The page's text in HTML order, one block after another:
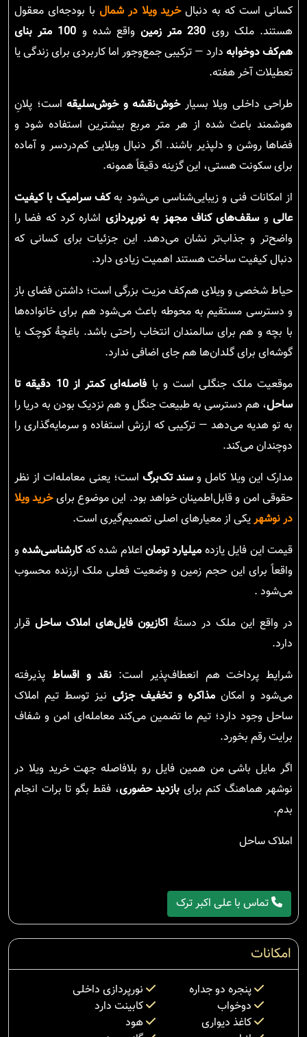
کسانی است که به دنبالخرید ویلا در شمال با بودجه‌ای معقول
هستند. ملک روی 230 متر زمین واقع شده و
100 متر بنای
هم‌کف دوخوابه دارد — ترکیبی جمع‌وجور اما کاربردی برای زندگی یا
تعطیلات آخر هفته.
طراحی داخلی ویلا بسیارخوش‌نقشه و خوش‌سلیقه است؛ پلانِ
هوشمند باعث شده از هر متر مربع بیشترین استفاده شود و
فضاها روشن و دلپذیر باشند. اگر دنبال ویلایی کم‌دردسر و آماده
برای سکونت هستی، این گزینه دقیقاً همونه.
از امکانات فنی و زیبایی‌شناسی می‌شود بهکف سرامیک با کیفیت
عالیوسقف‌های کناف مجهز به نورپردازی اشاره کرد که فضا را
واضح‌تر و جذاب‌تر نشان می‌دهد. این جزئیات برای کسانی که
دنبال کیفیت ساخت هستند اهمیت زیادی دارد.
حیاط شخصی و ویلای هم‌کف مزیت بزرگی است؛ داشتن فضای باز
و دسترسی مستقیم به محوطه باعث می‌شود هم برای خانواده‌ها
با بچه و هم برای سالمندان انتخاب راحتی باشد. باغچهٔ کوچک یا
گوشه‌ای برای گلدان‌ها هم جای اضافی ندارد.
موقعیت ملک جنگلی است و با
فاصله‌ای کمتر از 10 دقیقه تا
ساحل، هم دسترسی به طبیعت جنگل و هم نزدیک بودن به دریا را
به تو هدیه می‌دهد — ترکیبی که ارزش استفاده و سرمایه‌گذاری را
دوچندان می‌کند.
مدارک این ویلا کامل وسند تک‌برگ است؛ یعنی معامله‌ات از نظر
حقوقی امن و قابل‌اطمینان خواهد بود. این موضوع برایخرید ویلا
در نوشهریکی از معیارهای اصلی تصمیم‌گیری است.
قیمت این فایل یازده میلیارد توماناعلام شده کهکارشناسی‌شدهو
واقعاً برای این حجم زمین و وضعیت فعلی ملک ارزنده محسوب
می‌شود .
در واقع این ملک در دستهٔ اکازیون فایل‌های املاک ساحلقرار
دارد.
شرایط پرداخت هم انعطاف‌پذیر است: نقد و اقساط پذیرفته
می‌شود و امکان مذاکره و تخفیف جزئی نیز توسط تیم املاک
ساحل وجود دارد؛ تیم ما تضمین می‌کند معامله‌ای امن و شفاف
برایت رقم بخورد.
اگر مایل باشی من همین فایل رو بلافاصله جهت خرید ویلا در
نوشهر هماهنگ کنم برای بازدید حضوری، فقط بگو تا برات انجام
بدم.
املاک ساحل
تماس با علی اکبر ترک
امکانات
پنجره دو جداره
نورپردازی داخلی
دوخواب
کابینت دارد
کاغذ دیواری
هود